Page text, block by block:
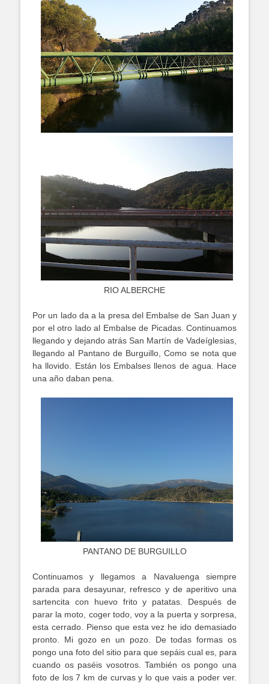
RIO ALBERCHE
Por un lado da a la presa del Embalse de San Juan y
por el otro lado al Embalse de Picadas. Continuamos
llegando y dejando atrás San Martín de Vadeíglesias,
llegando al Pantano de Burguillo, Como se nota que
ha llovido. Están los Embalses llenos de agua. Hace
una año daban pena.
PANTANO DE BURGUILLO
Continuamos y llegamos a Navaluenga siempre
parada para desayunar, refresco y de aperitivo una
sartencita con huevo frito y patatas. Después de
parar la moto, coger todo, voy a la puerta y sorpresa,
esta cerrado. Pienso que esta vez he ido demasiado
pronto. Mi gozo en un pozo. De todas formas os
pongo una foto del sitio para que sepáis cual es, para
cuando os paséis vosotros. También os pongo una
foto de los 7 km de curvas y lo que vais a poder ver.